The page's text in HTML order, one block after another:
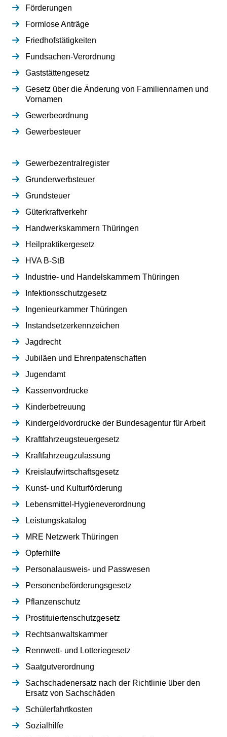
Förderungen
Formlose Anträge
Friedhofstätigkeiten
Fundsachen-Verordnung
Gaststättengesetz
Gesetz über die Änderung von Familiennamen und
Vornamen
Gewerbeordnung
Gewerbesteuer
Gewerbezentralregister
Grunderwerbsteuer
Grundsteuer
Güterkraftverkehr
Handwerkskammern Thüringen
Heilpraktikergesetz
HVA B-StB
Industrie- und Handelskammern Thüringen
Infektionsschutzgesetz
Ingenieurkammer Thüringen
Instandsetzerkennzeichen
Jagdrecht
Jubiläen und Ehrenpatenschaften
Jugendamt
Kassenvordrucke
Kinderbetreuung
Kindergeldvordrucke der Bundesagentur für Arbeit
Kraftfahrzeugsteuergesetz
Kraftfahrzeugzulassung
Kreislaufwirtschaftsgesetz
Kunst- und Kulturförderung
Lebensmittel-Hygieneverordnung
Leistungskatalog
MRE Netzwerk Thüringen
Opferhilfe
Personalausweis- und Passwesen
Personenbeförderungsgesetz
Pflanzenschutz
Prostituiertenschutzgesetz
Rechtsanwaltskammer
Rennwett- und Lotteriegesetz
Saatgutverordnung
Sachschadenersatz nach der Richtlinie über den
Ersatz von Sachschäden
Schülerfahrtkosten
Sozialhilfe